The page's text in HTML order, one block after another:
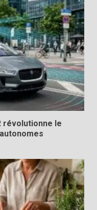
révolutionne le